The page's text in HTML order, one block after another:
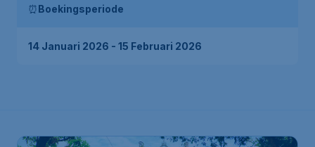
⏰Boekingsperiode
14 Januari 2026 - 15 Februari 2026